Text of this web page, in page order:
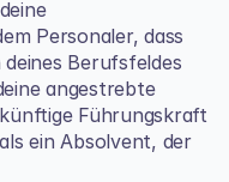
Personaler, dass
Berufsfeldes
angestrebte
Führungskraft
ein Absolvent, der